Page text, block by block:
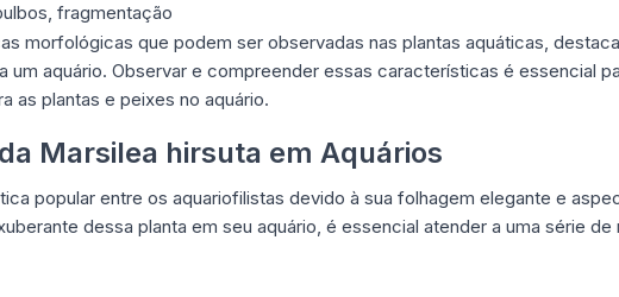
fragmentação
morfológicas que podem ser observadas nas plantas aquáticas,
um aquário. Observar e compreender essas características é essencial
as plantas e peixes no aquário.
Marsilea hirsuta em Aquários
popular entre os aquariofilistas devido à sua folhagem elegante e
dessa planta em seu aquário, é essencial atender a uma série de